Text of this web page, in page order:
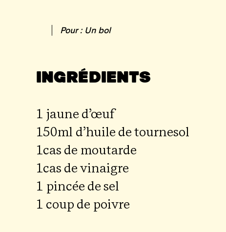
Pour : Un bol
Ingrédients
1 jaune d’œuf
150ml d’huile de tournesol
1cas de moutarde
1cas de vinaigre
1 pin­cée de sel
1 coup de poivre